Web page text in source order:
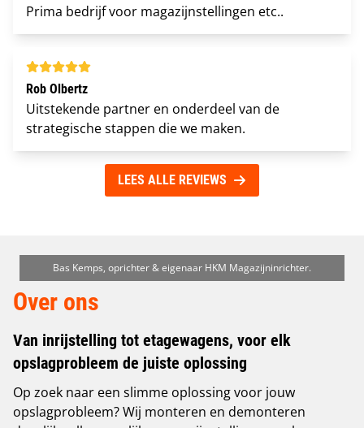
Prima bedrijf voor magazijnstellingen etc..
Rob Olbertz
Uitstekende partner en onderdeel van de
strategische stappen die we maken.
LEES ALLE REVIEWS
Bas Kemps, oprichter & eigenaar HKM Magazijninrichter.
Over ons
Van inrijstelling tot etagewagens, voor elk
opslagprobleem de juiste oplossing
Op zoek naar een slimme oplossing voor jouw
opslagprobleem? Wij monteren en demonteren